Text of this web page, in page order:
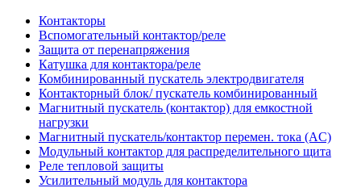
Контакторы
Вспомогательный контактор/реле
Защита от перенапряжения
Катушка для контактора/реле
Комбинированный пускатель электродвигателя
Контакторный блок/ пускатель комбинированный
Магнитный пускатель (контактор) для емкостной
нагрузки
Магнитный пускатель/контактор перемен. тока (AC)
Модульный контактор для распределительного щита
Реле тепловой защиты
Усилительный модуль для контактора